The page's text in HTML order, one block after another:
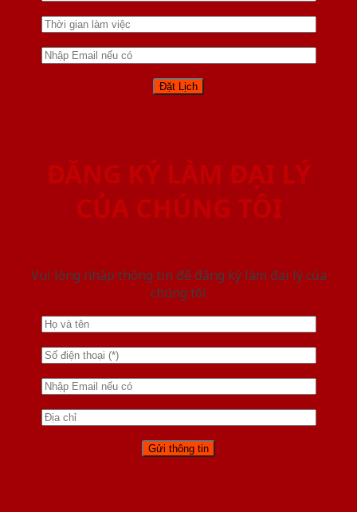
ĐĂNG KÝ LÀM ĐẠI LÝ
CỦA CHÚNG TÔI
Vui lòng nhập thông tin để đăng ký làm đại lý của
chúng tôi